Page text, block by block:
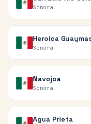
Sonora
Heroica
Sonora
Navojoa
Sonora
Agua Prieta